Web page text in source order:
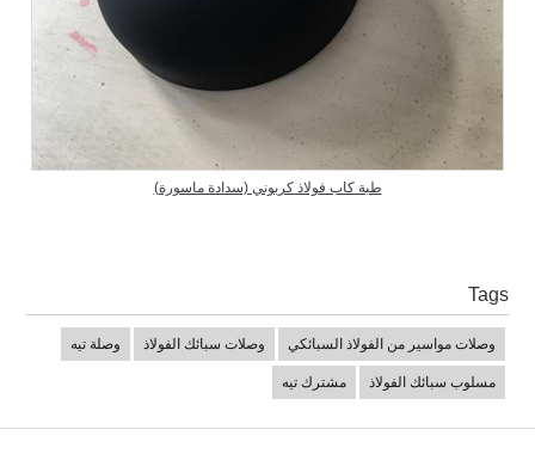
طبة كاب فولاذ كربوني (سدادة ماسورة)
Tags
وصلات مواسير من الفولاذ السبائكي وصلات سبائك الفولاذ وصلة تيه
مسلوب سبائك الفولاذ مشترك تيه